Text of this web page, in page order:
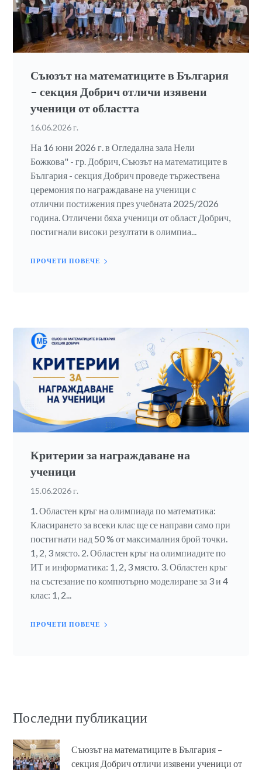
Съюзът на математиците в България
– секция Добрич отличи изявени
ученици от областта
16.06.2026 г.
На 16 юни 2026 г. в Огледална зала Нели
Божкова" - гр. Добрич, Съюзът на математиците в
България - секция Добрич проведе тържествена
церемония по награждаване на ученици с
отлични постижения през учебната 2025/2026
година. Отличени бяха ученици от област Добрич,
постигнали високи резултати в олимпиа...
ПРОЧЕТИ ПОВЕЧЕ
Критерии за награждаване на
ученици
15.06.2026 г.
1. Областен кръг на олимпиада по математика:
Класирането за всеки клас ще се направи само при
постигнати над 50 % от максималния брой точки.
1, 2, 3 място. 2. Областен кръг на олимпиадите по
ИТ и информатика: 1, 2, 3 място. 3. Областен кръг
на състезание по компютърно моделиране за 3 и 4
клас: 1, 2...
ПРОЧЕТИ ПОВЕЧЕ
Последни публикации
Съюзът на математиците в България –
секция Добрич отличи изявени ученици от